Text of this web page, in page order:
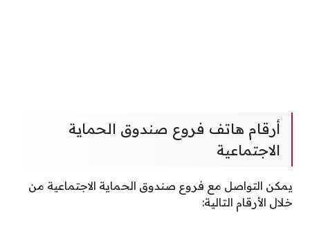
أرقام هاتف فروع صندوق الحماية
الاجتماعية
يمكن التواصل مع فروع صندوق الحماية الاجتماعية من
خلال الأرقام التالية: